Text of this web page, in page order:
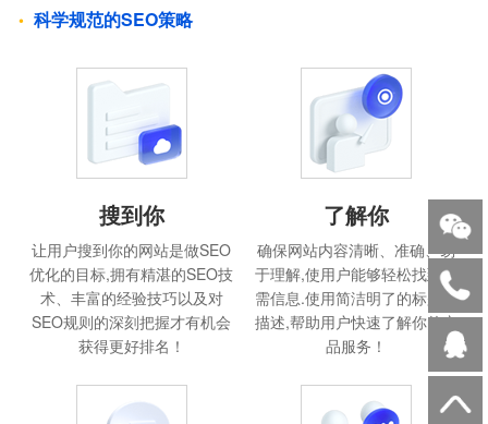
科学规范的SEO策略
搜到你
让用户搜到你的网站是做SEO
优化的目标,拥有精湛的SEO技
术、丰富的经验技巧以及对
SEO规则的深刻把握才有机会
获得更好排名！
了解你
确保网站内容清晰、准确、易
于理解,使用户能够轻松找到所
需信息.使用简洁明了的标题和
描述,帮助用户快速了解你的产
品服务！